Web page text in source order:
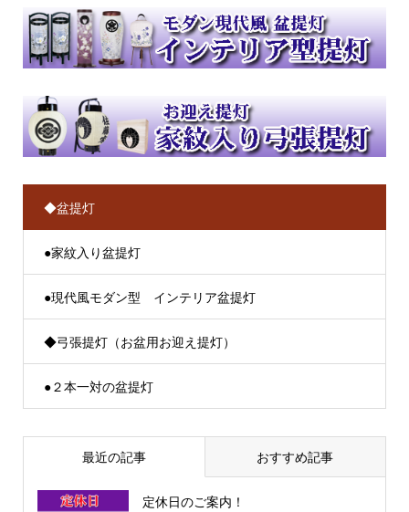
◆盆提灯
●家紋入り盆提灯
●現代風モダン型 インテリア盆提灯
◆弓張提灯（お盆用お迎え提灯）
●２本一対の盆提灯
最近の記事 おすすめ記事
定休日のご案内！